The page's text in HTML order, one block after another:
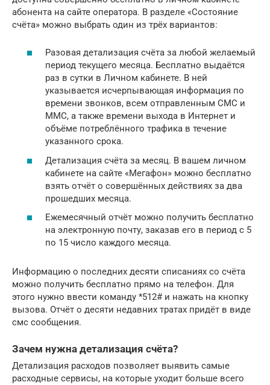
абонента на сайте оператора. В разделе «Состояние
счёта» можно выбрать один из трёх вариантов:
Разовая детализация счёта за любой желаемый
период текущего месяца. Бесплатно выдаётся
раз в сутки в Личном кабинете. В ней
указывается исчерпывающая информация по
времени звонков, всем отправленным СМС и
ММС, а также времени выхода в Интернет и
объёме потреблённого трафика в течение
указанного срока.
Детализация счёта за месяц. В вашем личном
кабинете на сайте «Мегафон» можно бесплатно
взять отчёт о совершённых действиях за два
прошедших месяца.
Ежемесячный отчёт можно получить бесплатно
на электронную почту, заказав его в период с 5
по 15 число каждого месяца.
Информацию о последних десяти списаниях со счёта
можно получить бесплатно прямо на телефон. Для
этого нужно ввести команду *512# и нажать на кнопку
вызова. Отчёт о десяти недавних тратах придёт в виде
смс сообщения.
Зачем нужна детализация счёта?
Детализация расходов позволяет выявить самые
расходные сервисы, на которые уходит больше всего